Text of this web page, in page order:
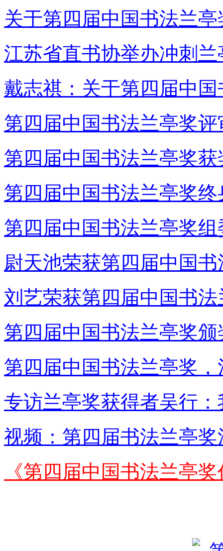
关于第四届中国书法兰
江苏省直书协举办冲刺
戴志祺：关于第四届中
第四届中国书法兰亭奖
第四届中国书法兰亭奖
第四届中国书法兰亭奖
第四届中国书法兰亭奖
尉天池荣获第四届中国
刘艺荣获第四届中国书
第四届中国书法兰亭奖
第四届中国书法兰亭奖
专访兰亭奖获得者吴行
视频：第四届书法兰亭
《第四届中国书法兰亭